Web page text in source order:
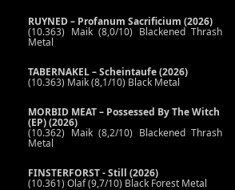
RUYNED – Profanum Sacrificium (2026)
(10.363) Maik (8,0/10) Blackened Thrash
Metal
TABERNAKEL – Scheintaufe (2026)
(10.363) Maik (8,1/10) Black Metal
MORBID MEAT – Possessed By The Witch
(EP) (2026)
(10.362) Maik (8,2/10) Blackened Thrash
Metal
FINSTERFORST - Still (2026)
(10.361) Olaf (9,7/10) Black Forest Metal